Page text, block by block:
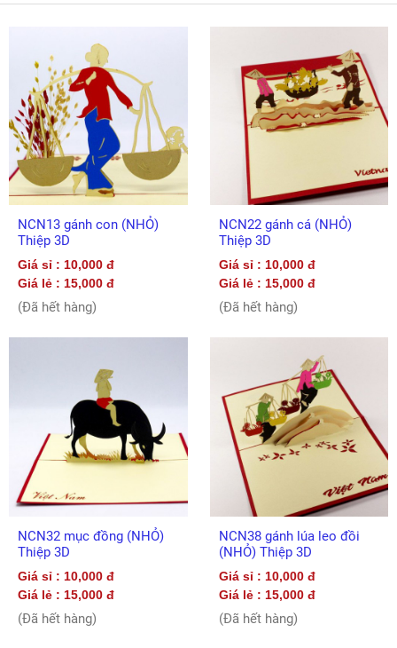
NCN13 gánh con (NHỎ)
Thiệp 3D
Giá sỉ : 10,000 đ
Giá lẻ : 15,000 đ
(Đã hết hàng)
NCN22 gánh cá (NHỎ)
Thiệp 3D
Giá sỉ : 10,000 đ
Giá lẻ : 15,000 đ
(Đã hết hàng)
NCN32 mục đồng (NHỎ)
Thiệp 3D
Giá sỉ : 10,000 đ
Giá lẻ : 15,000 đ
(Đã hết hàng)
NCN38 gánh lúa leo đồi
(NHỎ) Thiệp 3D
Giá sỉ : 10,000 đ
Giá lẻ : 15,000 đ
(Đã hết hàng)